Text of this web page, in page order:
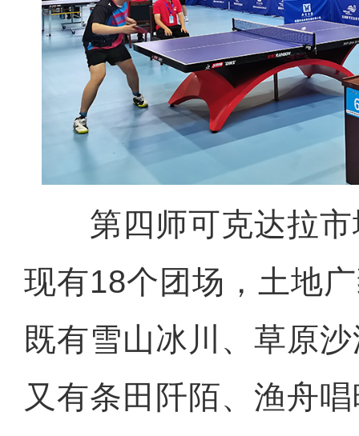
第四师可克达拉市
现有18个团场，土地
既有雪山冰川、草原
又有条田阡陌、渔舟